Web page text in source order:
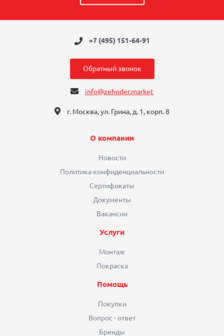
+7 (495) 151-64-91
Обратный звонок
info@zehnder.market
г. Москва, ул. Грина, д. 1, корп. 8
О компании
Новости
Политика конфиденциальности
Сертификаты
Документы
Вакансии
Услуги
Монтаж
Покраска
Помощь
Покупки
Вопрос - ответ
Бренды